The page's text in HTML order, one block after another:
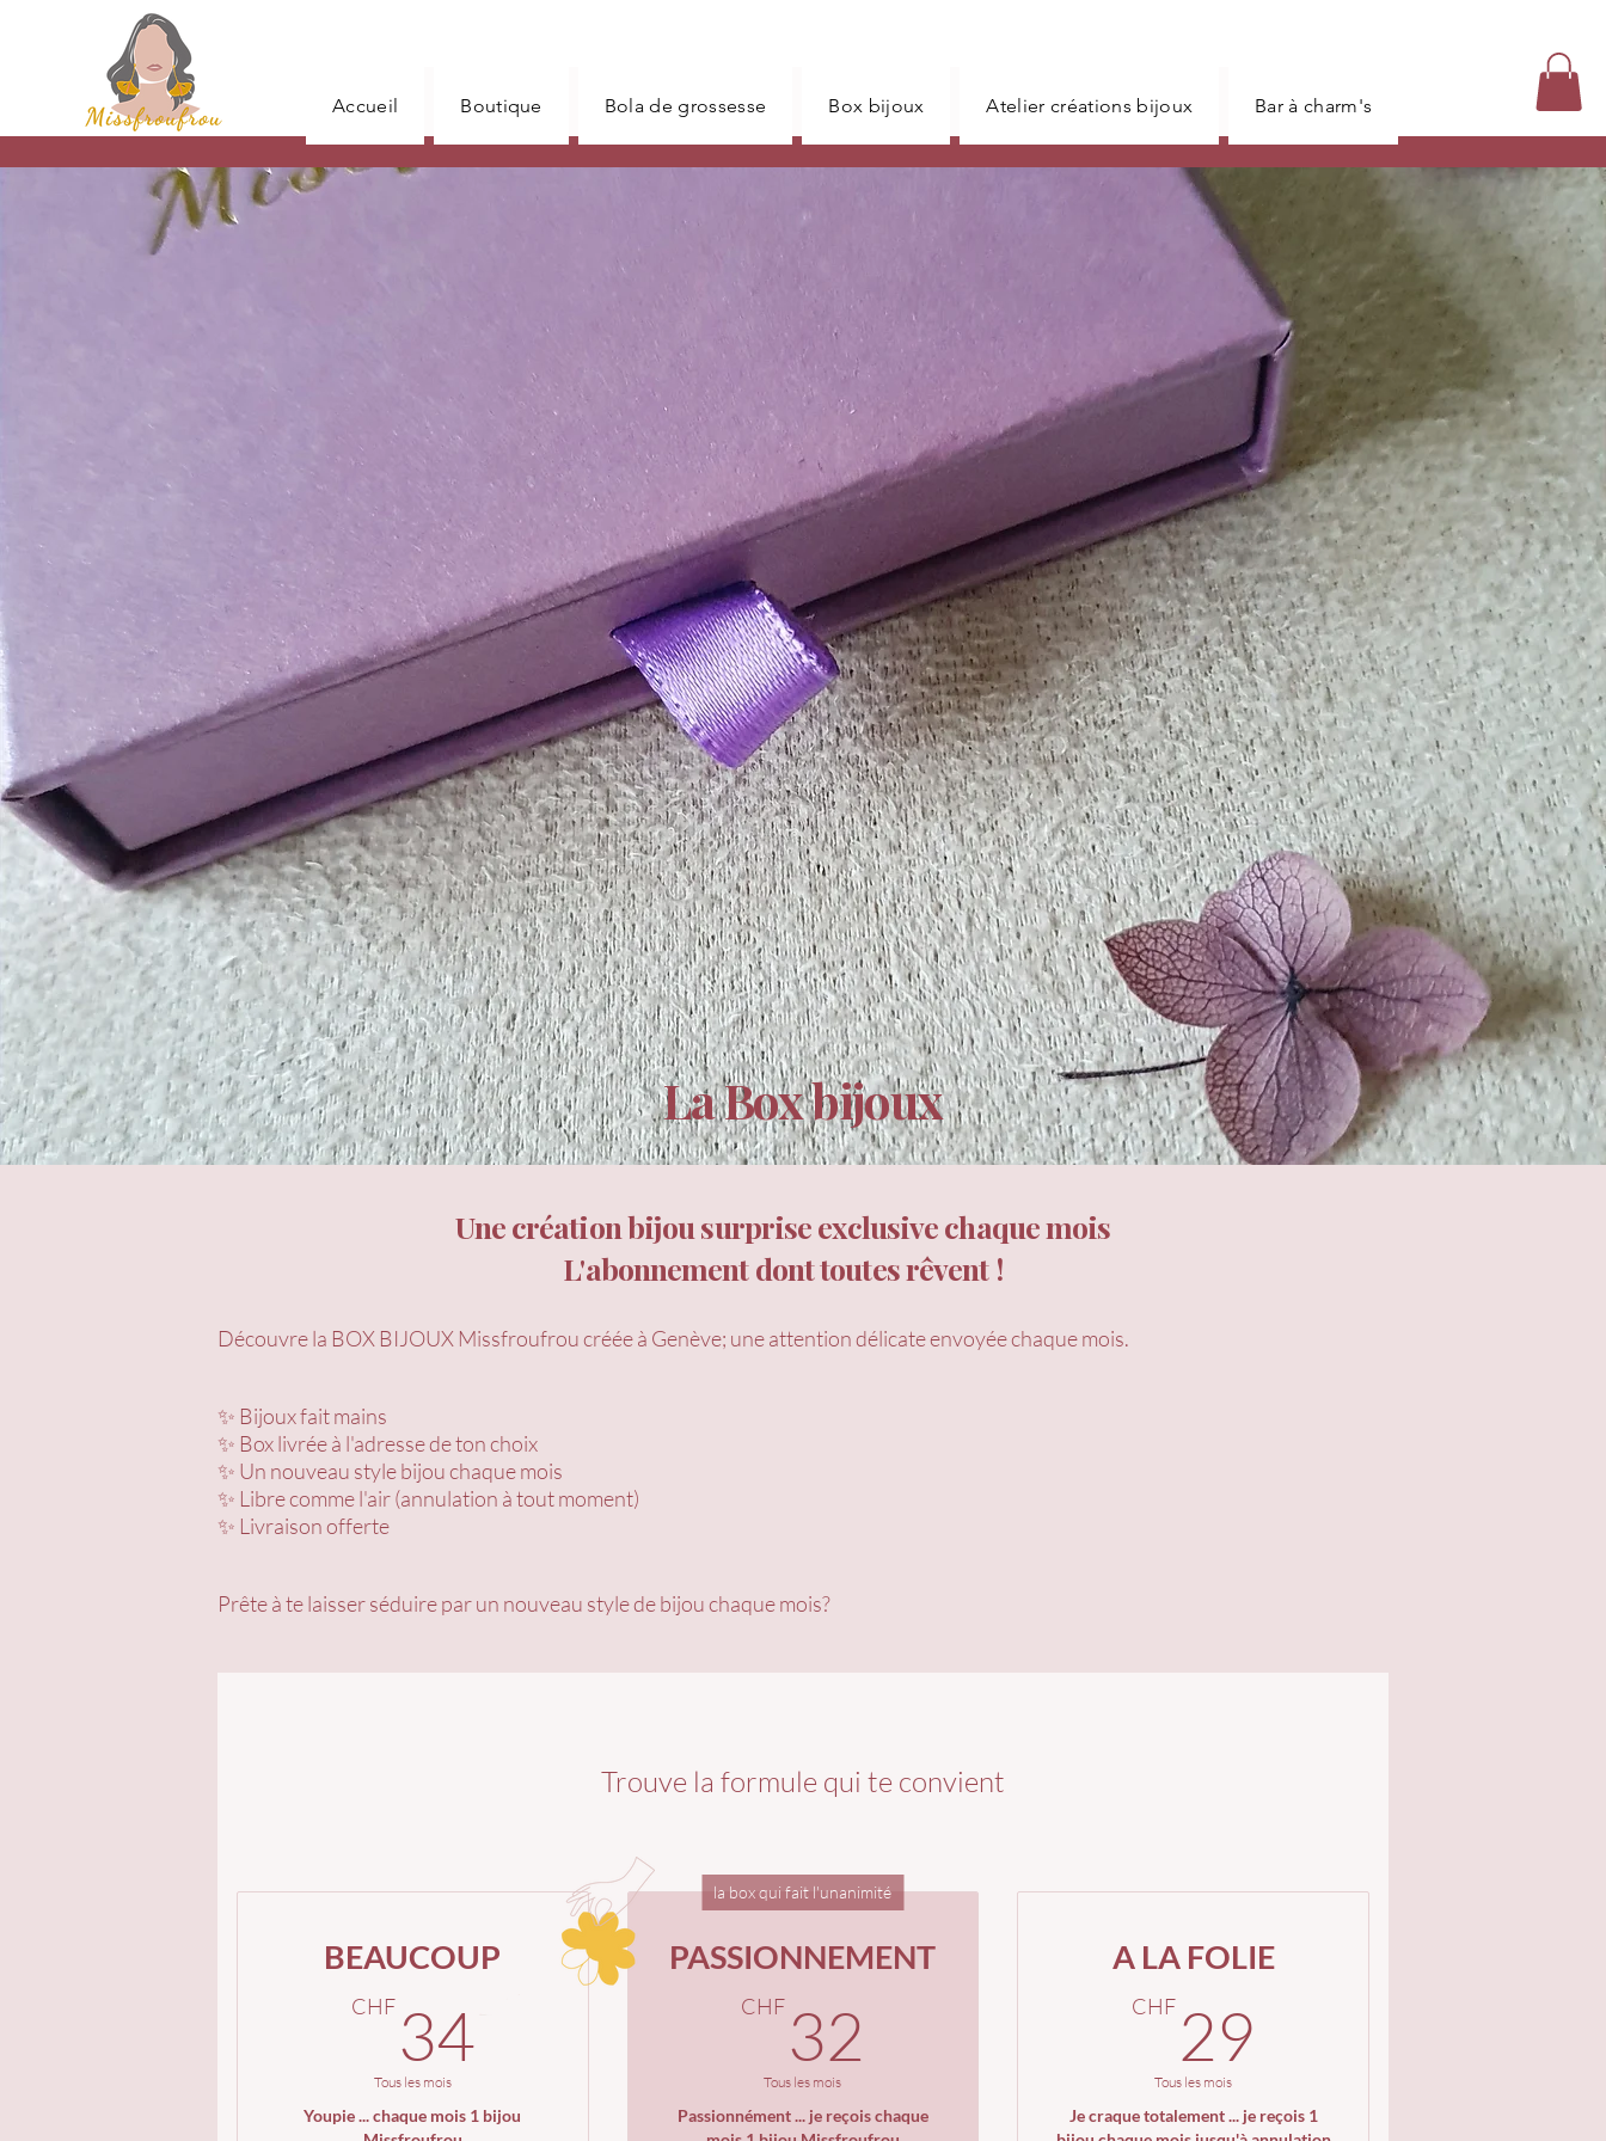
Accueil Boutique Bola de grossesse Box bijoux Atelier créations bijoux Bar à charm's Carte bijoux
La Box bijoux
Une création bijou surprise exclusive chaque mois
L'abonnement dont toutes rêvent !
Découvre la BOX BIJOUX Missfroufrou créée à Genève; une attention délicate envoyée chaque mois.
​Prête à te laisser séduire par un nouveau style de bijou chaque mois?
✨ Bijoux fait mains
✨ Box livrée à l'adresse de ton choix
✨ Un nouveau style bijou chaque mois
✨ Libre comme l'air (annulation à tout moment)
✨ Livraison offerte
Trouve la formule qui te convient
BEAUCOUP
CHF 3434CHF
Tous les mois
Youpie ... chaque mois 1 bijou
la box qui fait l'unanimité
PASSIONNEMENT
CHF 32
Tous les mois
Passionnément ... je reçois chaque
A LA FOLIE
CHF 29
Tous les mois
Je craque totalement ... je reçois 1